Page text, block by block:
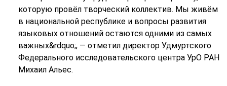
которую провёл творческий коллектив. Мы живём
в национальной республике и вопросы развития
языковых отношений остаются одними из самых
важных&rdquo;, — отметил директор Удмуртского
Федерального исследовательского центра УрО РАН
Михаил Альес.